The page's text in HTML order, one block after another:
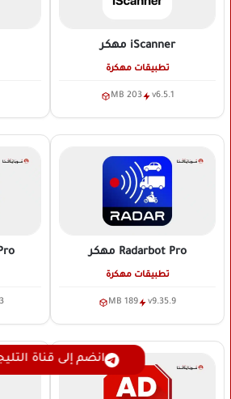
iScanner مهكر
تطبيقات مهكرة
v6.5.1
203 MB
Radarbot Pro مهكر
تطبيقات مهكرة
v9.35.9
189 MB
انضم إلى قناة